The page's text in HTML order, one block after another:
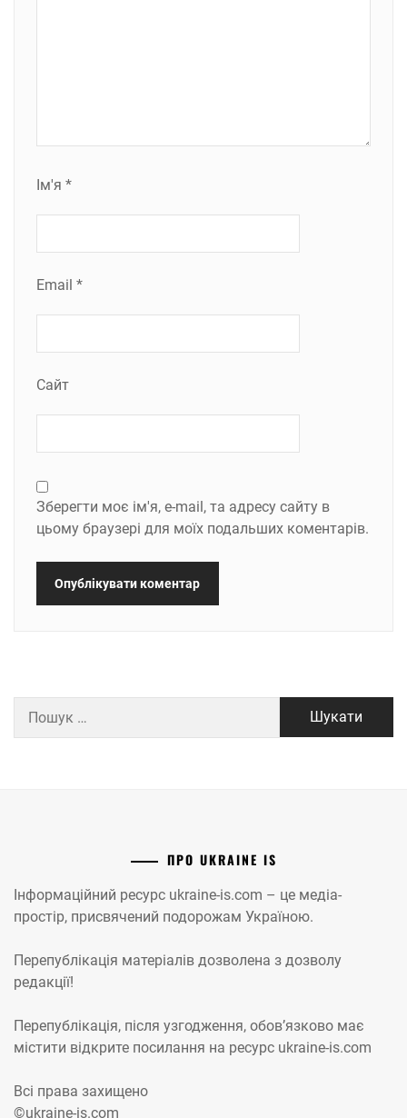
Ім'я *
Email *
Сайт
Зберегти моє ім'я, e-mail, та адресу сайту в
цьому браузері для моїх подальших коментарів.
ПРО UKRAINE IS
Інформаційний ресурс ukraine-is.com – це медіа-
простір, присвячений подорожам Україною.
Перепублікація матеріалів дозволена з дозволу
редакції!
Перепублікація, після узгодження, обов’язково має
містити відкрите посилання на ресурс ukraine-is.com
Всі права захищено
©ukraine-is.com